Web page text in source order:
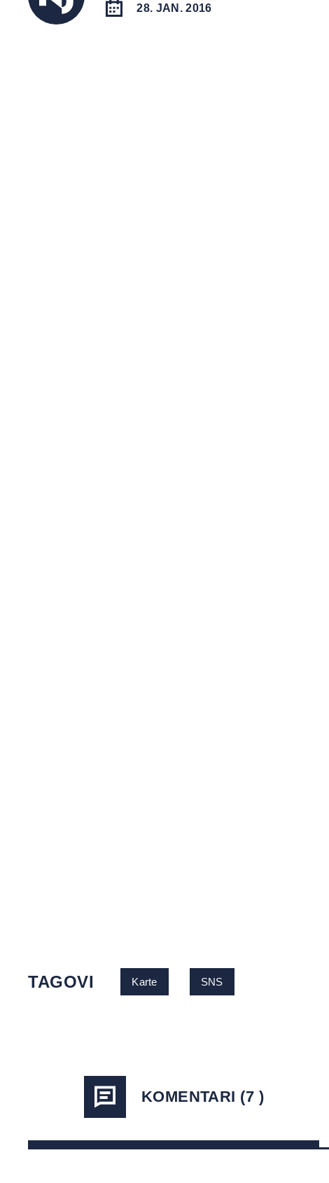
28. JAN. 2016
TAGOVI Karte SNS
KOMENTARI (7 )